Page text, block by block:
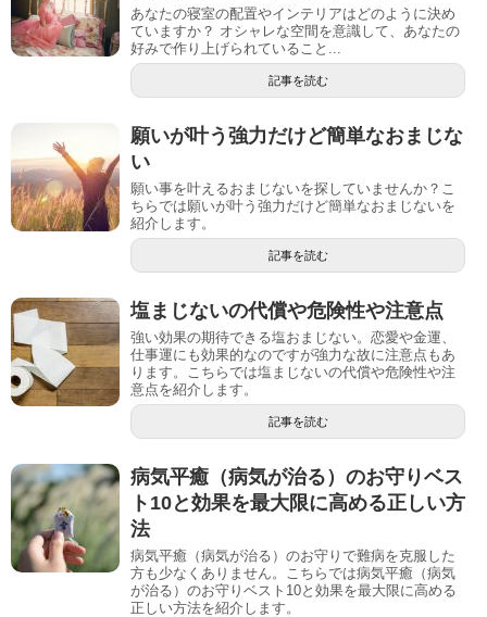
あなたの寝室の配置やインテリアはどのように決め
ていますか？ オシャレな空間を意識して、あなたの
好みで作り上げられていること...
記事を読む
願いが叶う強力だけど簡単なおまじな
い
願い事を叶えるおまじないを探していませんか？こ
ちらでは願いが叶う強力だけど簡単なおまじないを
紹介します。
記事を読む
塩まじないの代償や危険性や注意点
強い効果の期待できる塩おまじない。恋愛や金運、
仕事運にも効果的なのですが強力な故に注意点もあ
ります。こちらでは塩まじないの代償や危険性や注
意点を紹介します。
記事を読む
病気平癒（病気が治る）のお守りベス
ト10と効果を最大限に高める正しい方
法
病気平癒（病気が治る）のお守りで難病を克服した
方も少なくありません。こちらでは病気平癒（病気
が治る）のお守りベスト10と効果を最大限に高める
正しい方法を紹介します。